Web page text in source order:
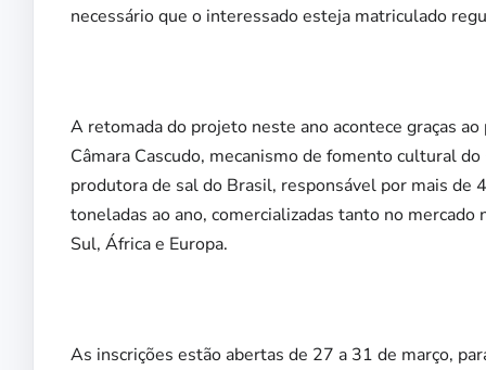
necessário que o interessado esteja matriculado
A retomada do projeto neste ano acontece graças
Câmara Cascudo, mecanismo de fomento cultural
produtora de sal do Brasil, responsável por mais
toneladas ao ano, comercializadas tanto no
Sul, África e Europa.
As inscrições estão abertas de 27 a 31 de março,